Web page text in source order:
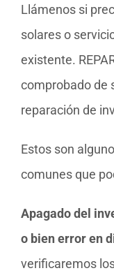
Llámenos si
solares o
existente.
comprobado de
reparación de
Estos son
comunes que
Apagado del
o bien error en
verificaremos